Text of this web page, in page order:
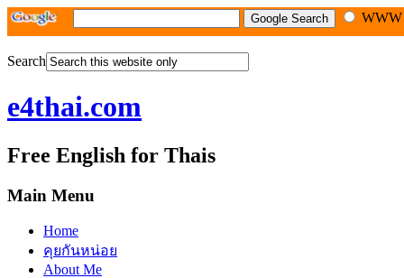
WWW
Search
e4thai.com
Free English for Thais
Main Menu
Home
คุยกันหน่อย
About Me